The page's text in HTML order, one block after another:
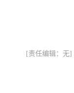
[责任编辑：无]